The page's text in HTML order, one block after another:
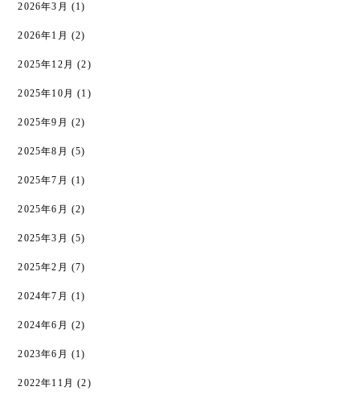
2026年3月 (1)
2026年1月 (2)
2025年12月 (2)
2025年10月 (1)
2025年9月 (2)
2025年8月 (5)
2025年7月 (1)
2025年6月 (2)
2025年3月 (5)
2025年2月 (7)
2024年7月 (1)
2024年6月 (2)
2023年6月 (1)
2022年11月 (2)